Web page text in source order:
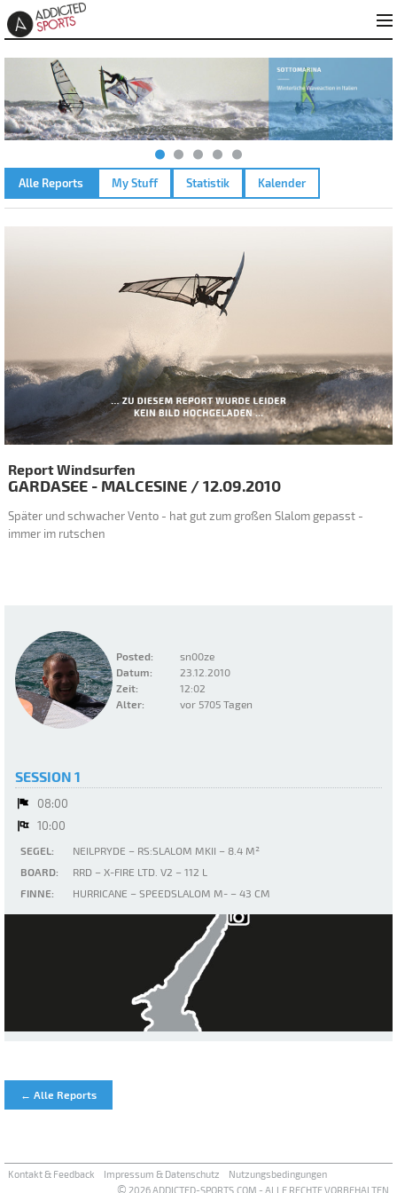
Alle Reports My Stuff Statistik Kalender
Posted:
sn00ze
Datum:
23.12.2010
Zeit:
12:02
Alter:
vor 5705 Tagen
Report Windsurfen
GARDASEE - MALCESINE /12.09.2010
Später und schwacher Vento - hat gut zum großen Slalom gepasst -
immer im rutschen
SESSION 1
08:00
10:00
SEGEL:
NEILPRYDE – RS:SLALOM MKII – 8.4 M²
BOARD:
RRD – X-FIRE LTD. V2 – 112 L
FINNE:
HURRICANE – SPEEDSLALOM M- – 43 CM
← Alle Reports
Kontakt & Feedback Impressum & Datenschutz Nutzungsbedingungen
© 2026 ADDICTED-SPORTS.COM - ALLE RECHTE VORBEHALTEN